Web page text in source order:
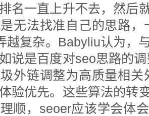
名一直上升不去，然后
无法找准自己的思路
越复杂。Babyliu认为，
说是百度对seo思路的
外链调整为高质量相
验优先。这些算法的转
顺，seoer应该学会体